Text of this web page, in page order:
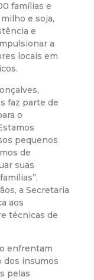
famílias e
e soja,
e
a
locais em
faz parte de
o
pequenos
de
suas
a Secretaria
aos
técnicas de
enfrentam
dos insumos
pelas